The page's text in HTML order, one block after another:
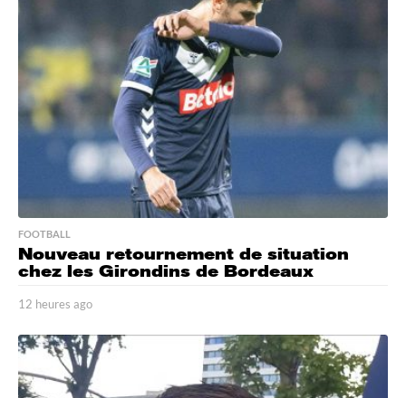
FOOTBALL
Nouveau retournement de situation
chez les Girondins de Bordeaux
12 heures ago
h
e
u
r